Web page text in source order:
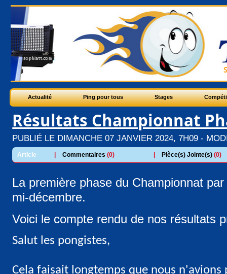
Actualité Ping pour tous Stages
Résultats Championnat
PUBLIÉ LE DIMANCHE 07 JANVIER 2024, 7H09 -
Article Commentaires (0) Pièce(s) Jointe(s) (0)
La première phase du Championnat
mi-décembre.
Voici le compte rendu de nos résultats
Salut les pongistes,
Cela faisait longtemps que nous n'avions